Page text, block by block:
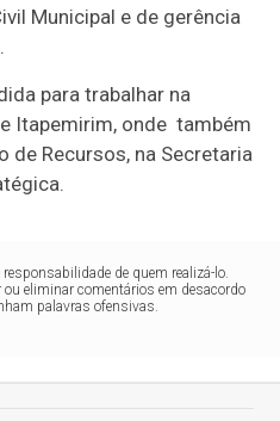
Municipal e de gerência
para trabalhar na
Itapemirim, onde também
de Recursos, na Secretaria
de quem realizá-lo.
ou eliminar comentários em desacordo
palavras ofensivas.